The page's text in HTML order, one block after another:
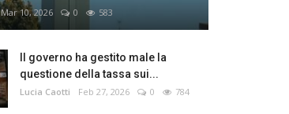
Mar 10, 2026 0 583
Il governo ha gestito male la
questione della tassa sui...
Lucia Caotti Feb 27, 2026 0 784